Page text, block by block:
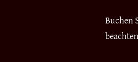
Buchen